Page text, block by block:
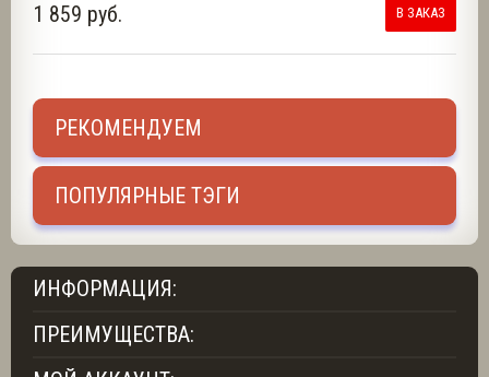
1 859 руб. В ЗАКАЗ
РЕКОМЕНДУЕМ
ПОПУЛЯРНЫЕ ТЭГИ
ИНФОРМАЦИЯ:
ПРЕИМУЩЕСТВА: